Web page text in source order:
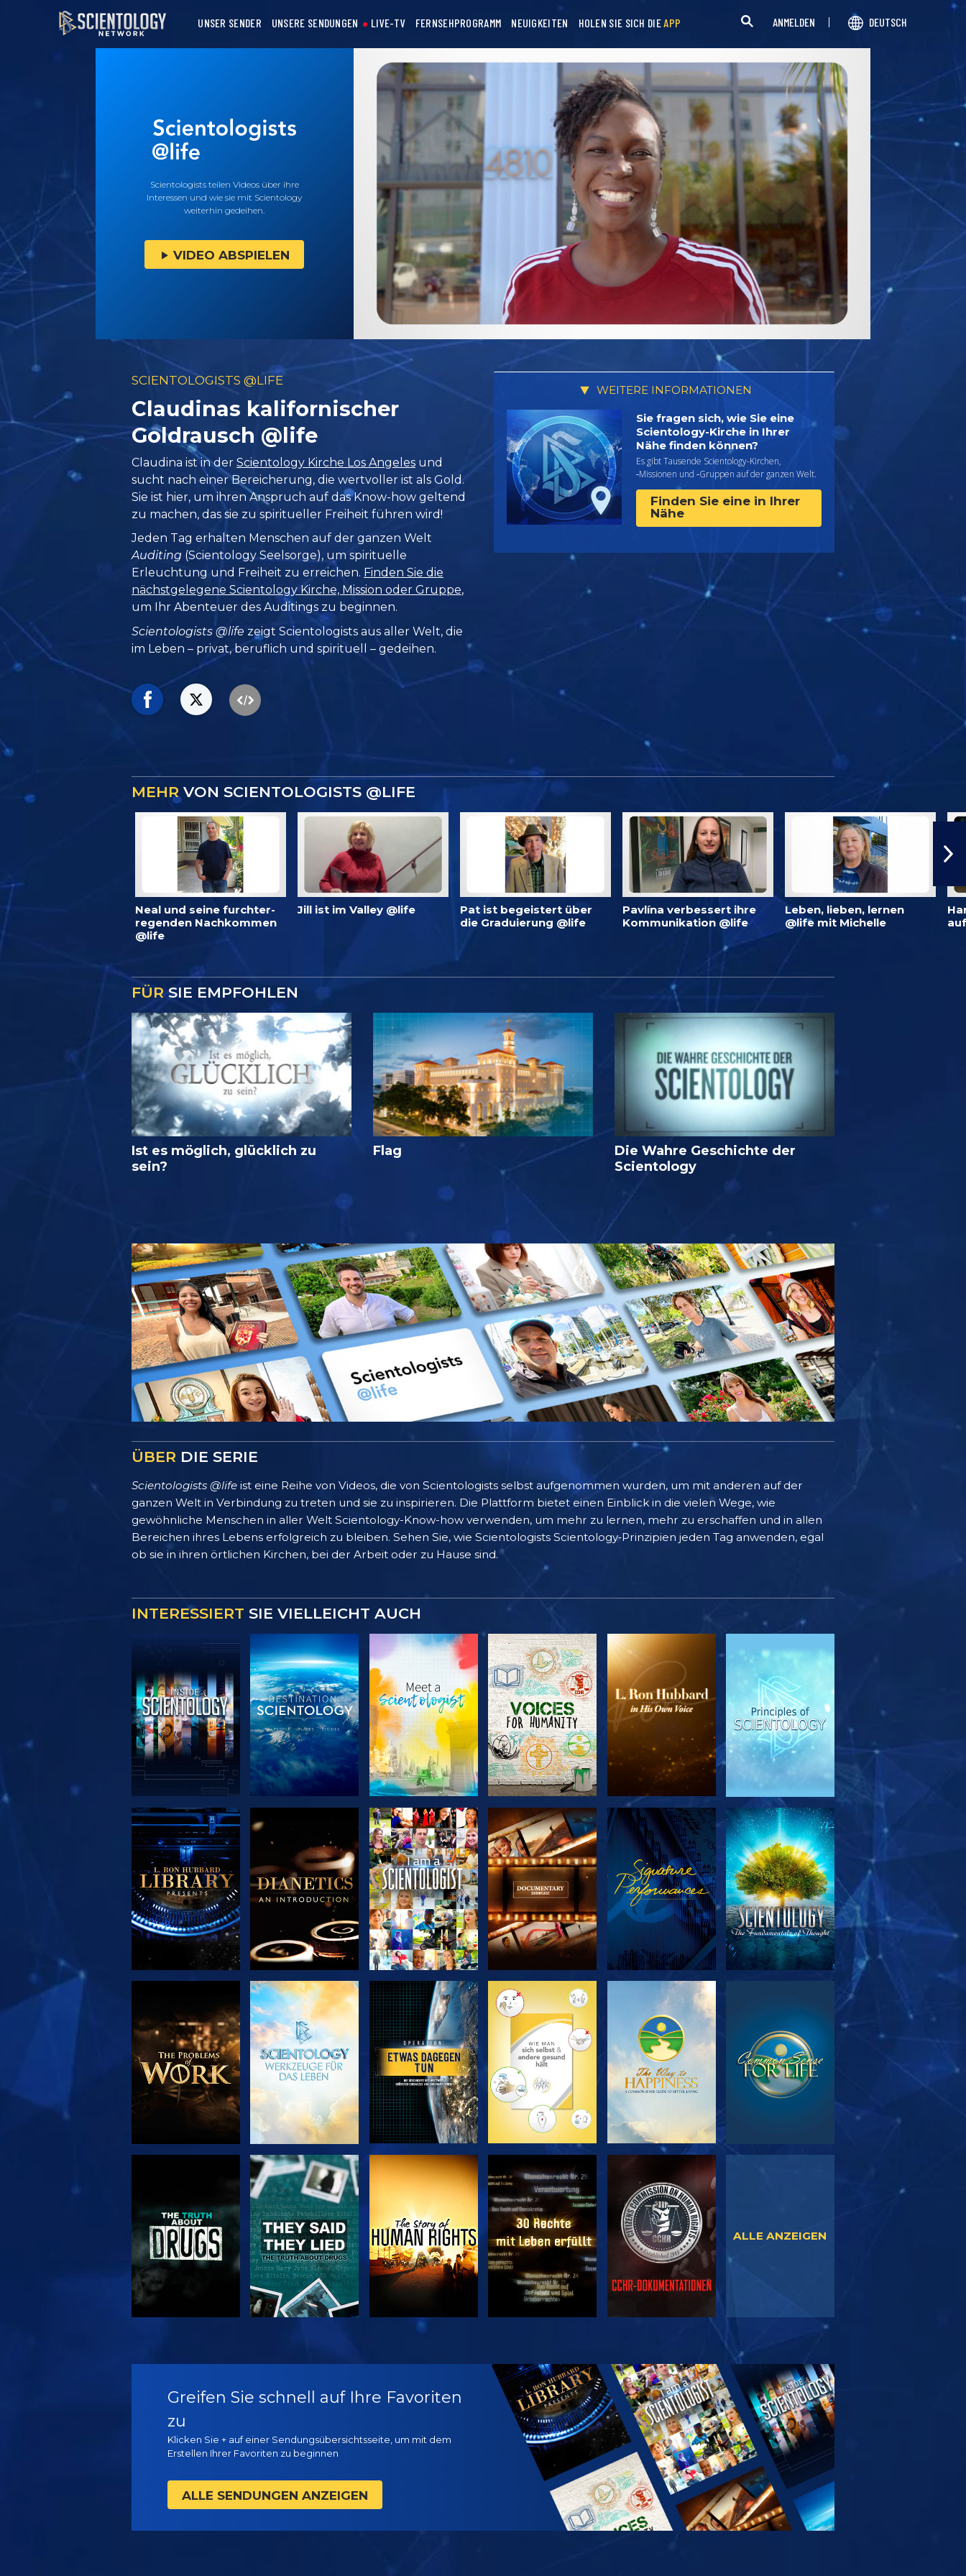
UNSER SENDER UNSERE SENDUNGEN LIVE-TV FERNSEHPROGRAMM NEUIGKEITEN HOLEN SIE SICH DIEAPP ANMELDEN DEUTSCH
Scientologists teilen Videos über ihre
Interessen und wie sie mit Scientology
weiterhin gedeihen.
VIDEO ABSPIELEN
SCIENTOLOGISTS @LIFE
Claudinas kalifornischer
Goldrausch @life
Claudina ist in derScientology Kirche Los Angeles und
sucht nach einer Bereicherung, die wertvoller ist als Gold.
Sie ist hier, um ihren Anspruch auf das Know-how geltend
zu machen, das sie zu spiritueller Freiheit führen wird!
Jeden Tag erhalten Menschen auf der ganzen Welt
Auditing (Scientology Seelsorge), um spirituelle
Erleuchtung und Freiheit zu erreichen. Finden Sie die
nächstgelegene Scientology Kirche, Mission oder Gruppe,
um Ihr Abenteuer des Auditings zu beginnen.
Scientologists @life zeigt Scientologists aus aller Welt, die
im Leben – privat,beruflich und spirituell – gedeihen.
WEITERE INFORMATIONEN
Sie fragen sich, wie Sie eine
Scientology-Kirche in Ihrer
Nähe finden können?
Es gibt Tausende Scientology-Kirchen,
‑Missionen und ‑Gruppen auf der ganzen Welt.
Finden Sie eine in Ihrer
Nähe
MEHRVON SCIENTOLOGISTS @LIFE
Neal und seine furchter­
regenden Nachkommen
@life
Jill ist im Valley @life
Pat ist begeistert über
die Graduierung @life
Pavlína verbessert ihre
Kommunikation @life
Leben, lieben, lernen
@life mit Michelle
FÜRSIE EMPFOHLEN
Ist es möglich, glücklich zu
sein?
Flag
Die Wahre Geschichte der
Scientology
ÜBER DIE SERIE
Scientologists @life ist eine Reihe von Videos, die von Scientologists selbst aufgenommen wurden, um mit anderen auf der
ganzen Welt in Verbindung zu treten und sie zu inspirieren. Die Plattform bietet einen Einblick in die vielen Wege, wie
gewöhnliche Menschen in aller Welt Scientology-Know-how verwenden, um mehr zu lernen, mehr zu erschaffen und in allen
Bereichen ihres Lebens erfolgreich zu bleiben. Sehen Sie, wie Scientologists Scientology‑Prinzipien jeden Tag anwenden, egal
ob sie in ihren örtlichen Kirchen, bei der Arbeit oder zu Hause sind.
INTERESSIERT SIE VIELLEICHT AUCH
SERIE
ENTDECKEN
SERIE
ENTDECKEN
SERIE
ENTDECKEN
SERIE
ENTDECKEN
SERIE
ENTDECKEN
ANSEHEN
SERIE
ENTDECKEN
ANSEHEN
SERIE
ENTDECKEN
SERIE
ENTDECKEN
SERIE
ENTDECKEN
ANSEHEN ANSEHEN ANSEHEN ANSEHEN
ANSEHEN
SERIE
ENTDECKEN
ALLE ANZEIGEN
Greifen Sie schnell auf Ihre Favoriten
zu
Klicken Sie + auf einer Sendungsübersichtsseite, um mit dem
Erstellen Ihrer Favoriten zu beginnen
ALLE SENDUNGEN ANZEIGEN